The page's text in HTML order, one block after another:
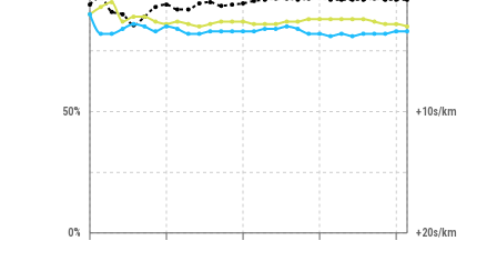
0%
50% +10s/km
+20s/km